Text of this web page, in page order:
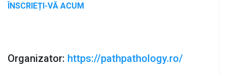
ÎNSCRIEȚI-VĂ ACUM
Organizator: https://pathpathology.ro/